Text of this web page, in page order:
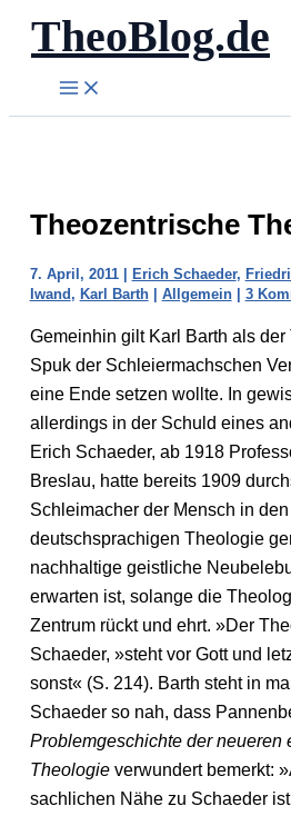
Zum
Inhalt
springen
TheoBlog.de
Theozentrische
7. April, 2011 | Erich Schaeder,
Iwand, Karl Barth| Allgemein| 3
Gemeinhin gilt Karl Barth als
Spuk der Schleiermachschen
eine Ende setzen wollte. In
allerdings in der Schuld eines
Erich Schaeder, ab 1918
Breslau, hatte bereits 1909
Schleimacher der Mensch in
deutschsprachigen Theologie
nachhaltige geistliche
erwarten ist, solange die
Zentrum rückt und ehrt. »Der
Schaeder, »steht vor Gott und
sonst« (S. 214). Barth steht in
Schaeder so nah, dass
Problemgeschichte der neueren
Theologieverwundert bemerkt:
sachlichen Nähe zu Schaeder